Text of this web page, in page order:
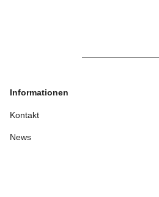
Informationen
Kontakt
News